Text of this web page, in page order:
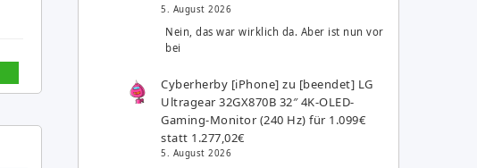
5. August 2026
Nein, das war wirklich da. Aber ist nun vor
bei
Cyberherby [iPhone] zu [beendet] LG
Ultragear 32GX870B 32″ 4K-OLED-
Gaming-Monitor (240 Hz) für 1.099€
statt 1.277,02€
5. August 2026